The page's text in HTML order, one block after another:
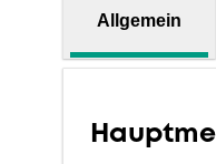
Allgemein